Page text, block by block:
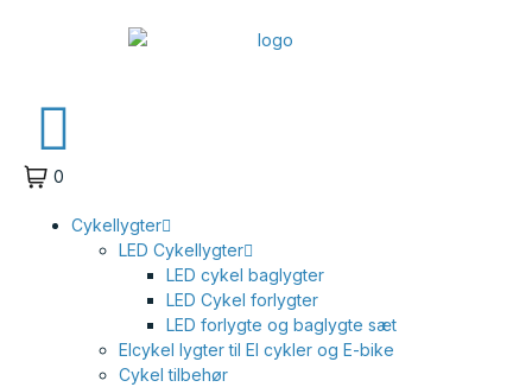
Cykellygter
LED Cykellygter
LED cykel baglygter
LED Cykel forlygter
LED forlygte og baglygte sæt
Elcykel lygter til El cykler og E-bike
Cykel tilbehør
0